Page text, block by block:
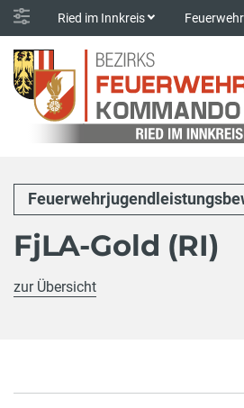
Ried im Innkreis Feuerwehr
FjLA-Gold (RI)
zur Übersicht